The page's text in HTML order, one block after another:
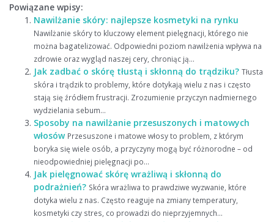
Powiązane wpisy:
Nawilżanie skóry: najlepsze kosmetyki na rynku
Nawilżanie skóry to kluczowy element pielęgnacji, którego nie
można bagatelizować. Odpowiedni poziom nawilżenia wpływa na
zdrowie oraz wygląd naszej cery, chroniąc ją...
Jak zadbać o skórę tłustą i skłonną do trądziku? Tłusta
skóra i trądzik to problemy, które dotykają wielu z nas i często
stają się źródłem frustracji. Zrozumienie przyczyn nadmiernego
wydzielania sebum...
Sposoby na nawilżanie przesuszonych i matowych
włosów Przesuszone i matowe włosy to problem, z którym
boryka się wiele osób, a przyczyny mogą być różnorodne – od
nieodpowiedniej pielęgnacji po...
Jak pielęgnować skórę wrażliwą i skłonną do
podrażnień? Skóra wrażliwa to prawdziwe wyzwanie, które
dotyka wielu z nas. Często reaguje na zmiany temperatury,
kosmetyki czy stres, co prowadzi do nieprzyjemnych...